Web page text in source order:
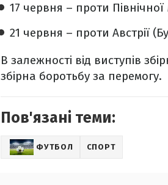
17 червня – проти Північної
21 червня – проти Австрії
В залежності від виступів
збірна боротьбу за перемогу.
Пов'язані теми:
ФУТБОЛ СПОРТ